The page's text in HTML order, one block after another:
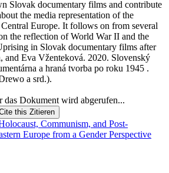
Slovak documentary films and contribute
the media representation of the
Europe. It follows on from several
the reflection of World War II and the
in Slovak documentary films after
and Eva Vženteková. 2020. Slovenský
a hraná tvorba po roku 1945 .
a srd.).
das Dokument wird abgerufen...
Zitieren
Communism, and Post-
Europe from a Gender Perspective